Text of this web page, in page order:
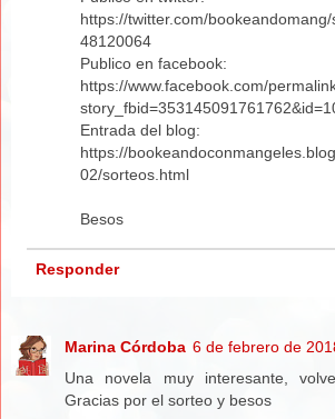
https://twitter.com/
48120064
Publico en facebook:
https://www.facebook.com/
Entrada del blog:
https://
02/sorteos.html
Besos
Responder
Marina Córdoba 6 de febrero de
Una novela muy interesante,
Gracias por el sorteo y besos